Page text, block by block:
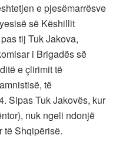
e pjesëmarrësve
së Këshillit
tij Tuk Jakova,
i Brigadës së
e çlirimit të
të
Sipas Tuk Jakovës, kur
nuk ngeli ndonjë
të Shqipërisë.